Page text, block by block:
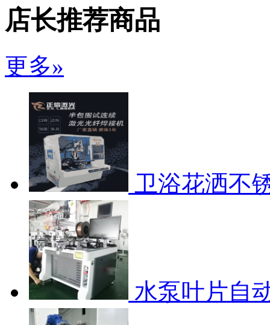
店长推荐商品
更多»
卫浴花洒不
水泵叶片自